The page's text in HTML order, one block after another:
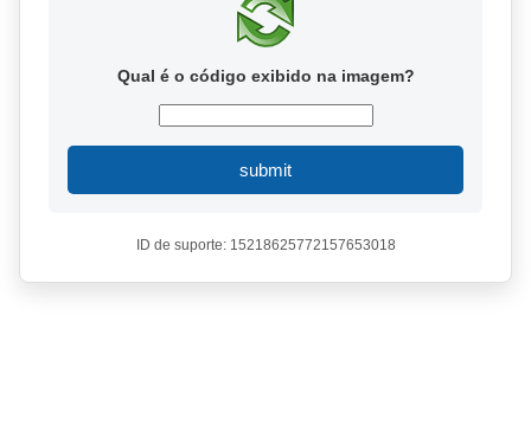
Qual é o código exibido na imagem?
submit
ID de suporte: 15218625772157653018